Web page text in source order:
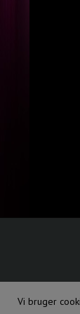
Vi bruger